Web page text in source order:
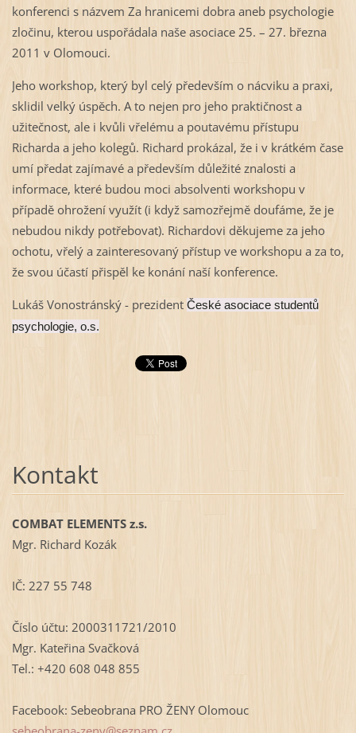
konferenci s názvem Za hranicemi dobra aneb psychologie
zločinu, kterou uspořádala naše asociace 25. – 27. března
2011 v Olomouci.
Jeho workshop, který byl celý především o nácviku a praxi,
sklidil velký úspěch. A to nejen pro jeho praktičnost a
užitečnost, ale i kvůli vřelému a poutavému přístupu
Richarda a jeho kolegů. Richard prokázal, že i v krátkém čase
umí předat zajímavé a především důležité znalosti a
informace, které budou moci absolventi workshopu v
případě ohrožení využít (i když samozřejmě doufáme, že je
nebudou nikdy potřebovat). Richardovi děkujeme za jeho
ochotu, vřelý a zainteresovaný přístup ve workshopu a za to,
že svou účastí přispěl ke konání naší konference.
Lukáš Vonostránský - prezident České asociace studentů
psychologie, o.s.
Kontakt
COMBAT ELEMENTS z.s.
Mgr. Richard Kozák
IČ: 227 55 748
Číslo účtu: 2000311721/2010
Mgr. Kateřina Svačková
Tel.: +420 608 048 855
Facebook: Sebeobrana PRO ŽENY Olomouc